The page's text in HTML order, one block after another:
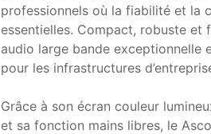
professionnels où la fiabilité et la
essentielles. Compact, robuste
audio large bande exceptionnelle
pour les infrastructures
Grâce à son écran couleur
et sa fonction mains libres, le